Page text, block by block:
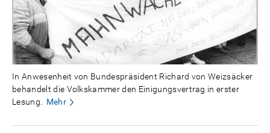
In Anwesenheit von Bundespräsident Richard von Weizsäcker
behandelt die Volkskammer den Einigungsvertrag in erster
Lesung.
Mehr